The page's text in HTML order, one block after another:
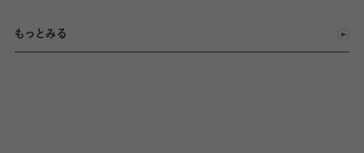
もっとみる